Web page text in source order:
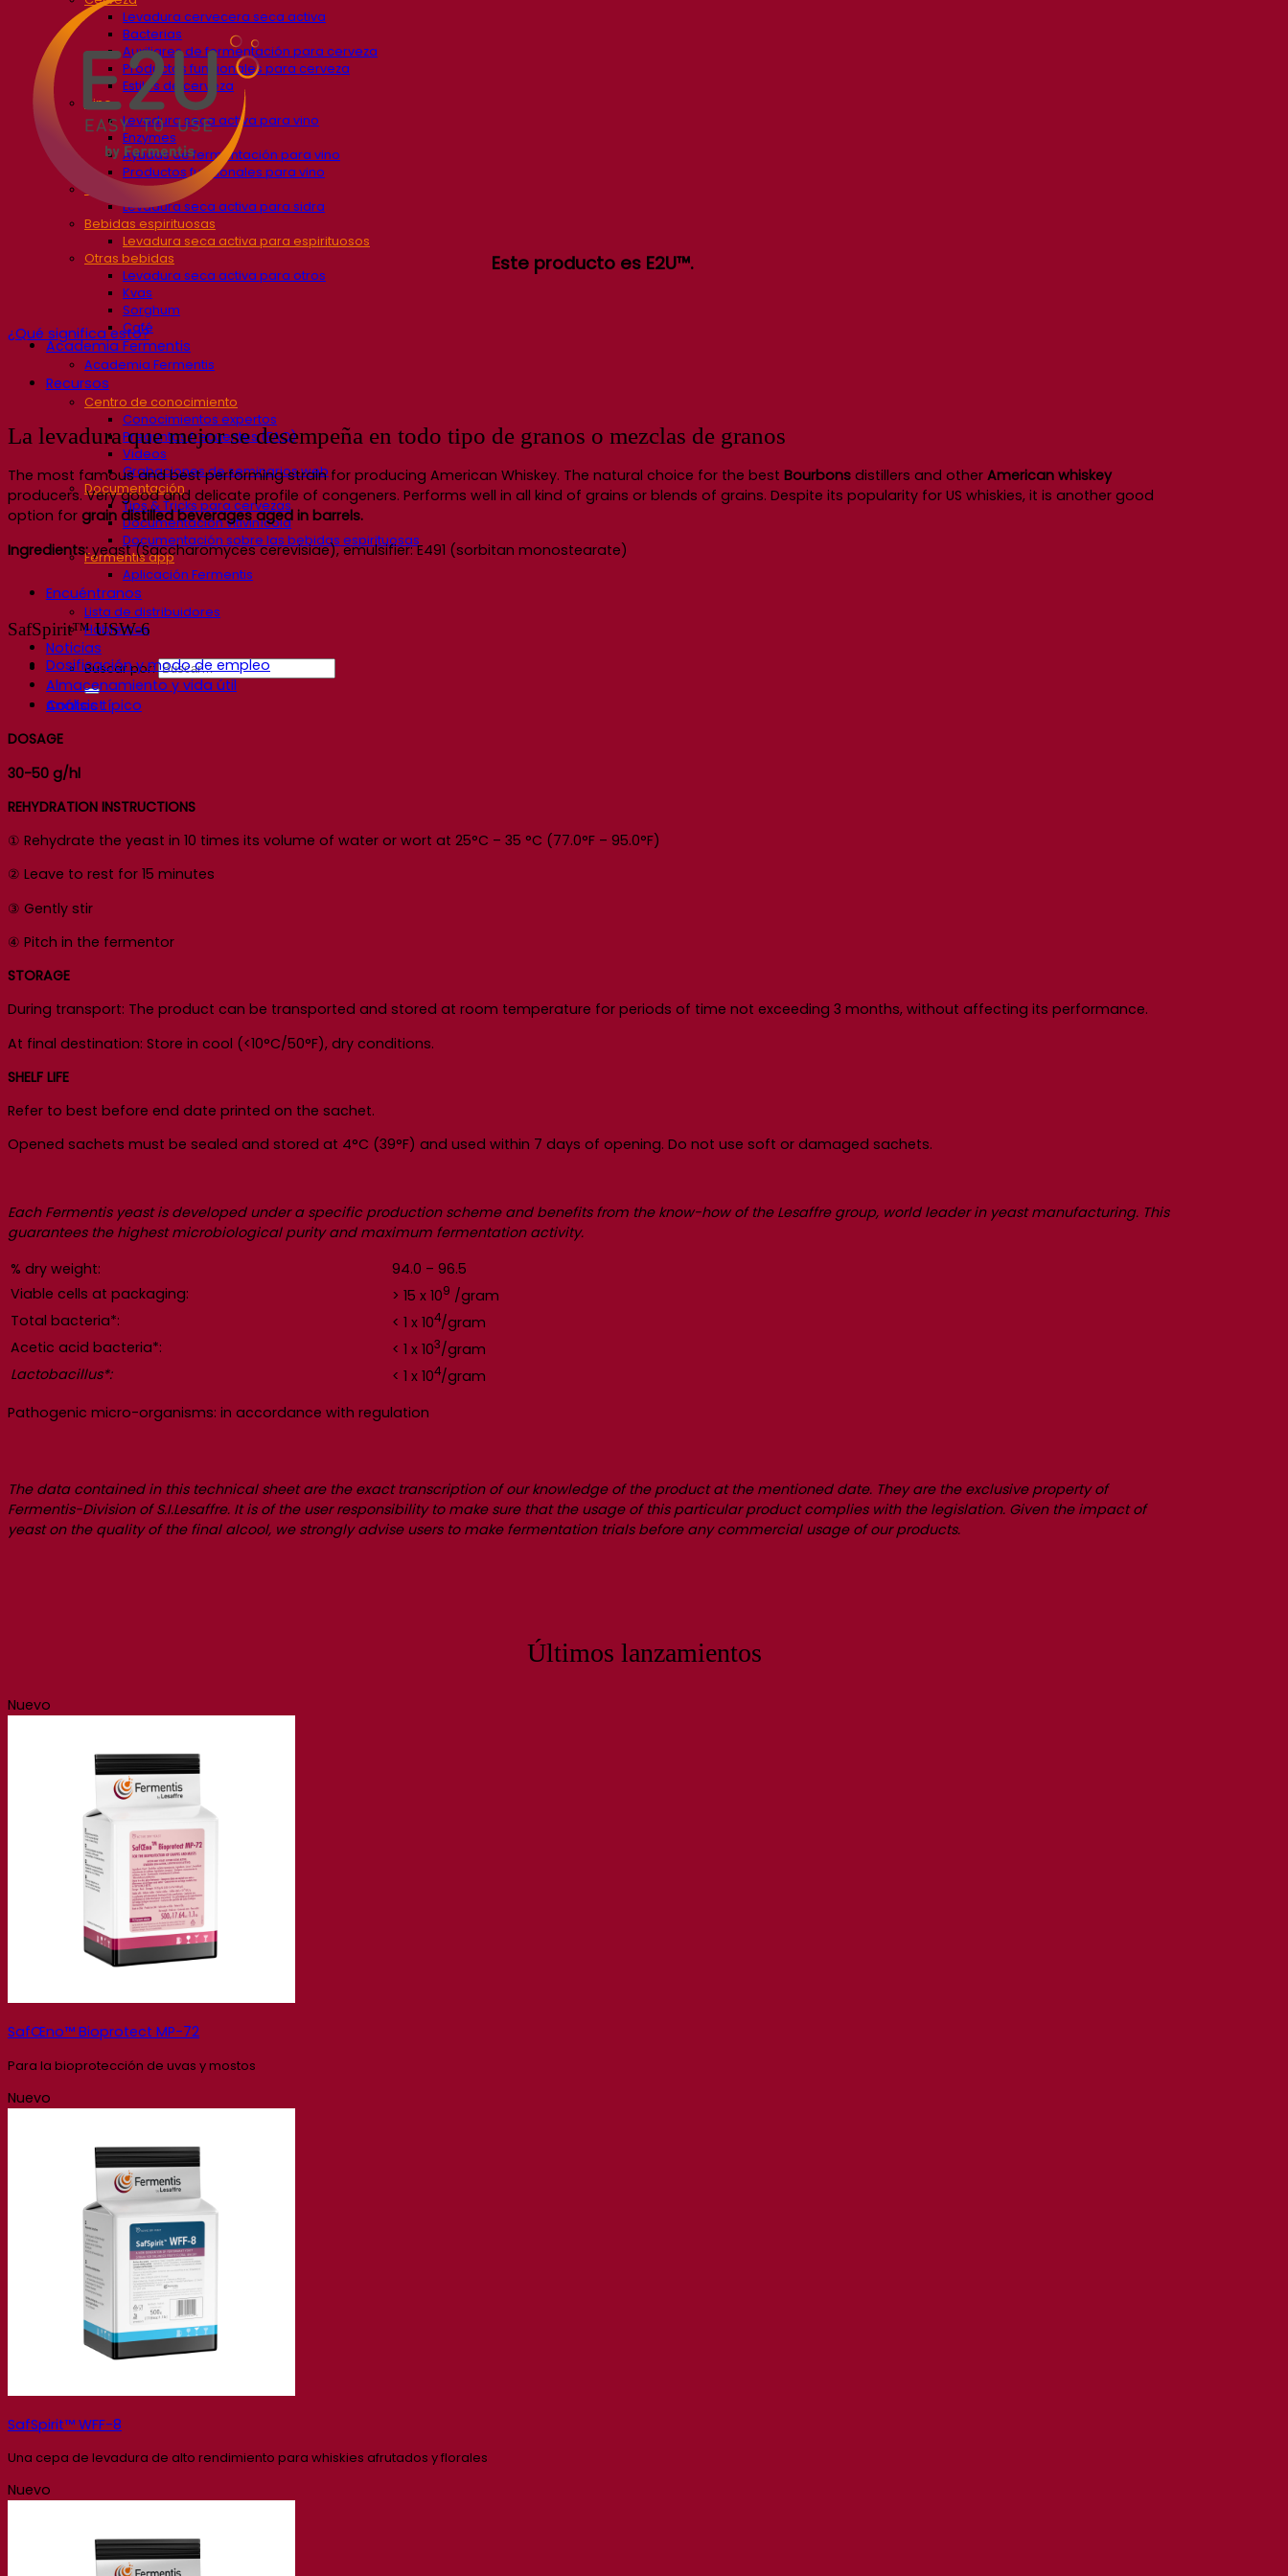
Levadura cervecera seca activa
Bacterias
Auxiliares de fermentación para cerveza
Productos funcionales para cerveza
Estilos de cerveza
Vino
Levadura seca activa para vino
Enzymes
Ayudas de fermentación para vino
Productos funcionales para vino
Sidra
Levadura seca activa para sidra
Bebidas espirituosas
Levadura seca activa para espirituosos
Otras bebidas
Levadura seca activa para otros
Kvas
Sorghum
Café
Academia Fermentis
Academia Fermentis
Recursos
Centro de conocimiento
Conocimientos expertos
Preguntas frecuentes (FAQ)
Videos
Grabaciones de seminarios web
Documentación
Tips & Tricks para cervezas
Documentación vitivinícola
Documentación sobre las bebidas espirituosas
Fermentis app
Aplicación Fermentis
Encuéntranos
Lista de distribuidores
Hablemos
Noticias
Buscar por:
Contact
Este producto es E2U™.
¿Qué significa esto?
La levadura que mejor se desempeña en todo tipo de granos o mezclas de granos
The most famous and best performing strain for producing American Whiskey. The natural choice for the best Bourbons distillers and other American whiskey
producers. Very good and delicate profile of congeners. Performs well in all kind of grains or blends of grains. Despite its popularity for US whiskies, it is another good
option for grain distilled beverages aged in barrels.
Ingredients:yeast (Saccharomyces cerevisiae), emulsifier: E491 (sorbitan monostearate)
SafSpirit™ USW-6
Dosificación y modo de empleo
Almacenamiento y vida útil
Análisis típico
DOSAGE
30-50 g/hl
REHYDRATION INSTRUCTIONS
① Rehydrate the yeast in 10 times its volume of water or wort at 25°C – 35 °C (77.0°F – 95.0°F)
② Leave to rest for 15 minutes
③ Gently stir
④ Pitch in the fermentor
STORAGE
During transport: The product can be transported and stored at room temperature for periods of time not exceeding 3 months, without affecting its performance.
At final destination: Store in cool (<10°C/50°F), dry conditions.
SHELF LIFE
Refer to best before end date printed on the sachet.
Opened sachets must be sealed and stored at 4°C (39°F) and used within 7 days of opening. Do not use soft or damaged sachets.
Each Fermentis yeast is developed under a specific production scheme and benefits from the know-how of the Lesaffre group, world leader in yeast manufacturing. This
guarantees the highest microbiological purity and maximum fermentation activity.
% dry weight:
94.0 – 96.5
Viable cells at packaging:
> 15 x 109 /gram
Total bacteria*:
< 1 x 104/gram
Acetic acid bacteria*:
< 1 x 103/gram
Lactobacillus*:
< 1 x 104/gram
Pathogenic micro-organisms: in accordance with regulation
The data contained in this technical sheet are the exact transcription of our knowledge of the product at the mentioned date. They are the exclusive property of
Fermentis-Division of S.I.Lesaffre. It is of the user responsibility to make sure that the usage of this particular product complies with the legislation. Given the impact of
yeast on the quality of the final alcool, we strongly advise users to make fermentation trials before any commercial usage of our products.
Últimos lanzamientos
Nuevo
SafŒno™ Bioprotect MP-72
Para la bioprotección de uvas y mostos
Nuevo
SafSpirit™ WFF-8
Una cepa de levadura de alto rendimiento para whiskies afrutados y florales
Nuevo